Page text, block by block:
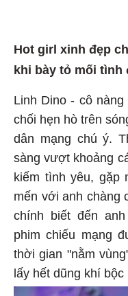
Hot girl xinh đẹp
khi bày tỏ mối
Linh Dino - cô
chối hẹn hò trên
dân mạng chú ý.
sàng vượt khoảng
kiếm tình yêu, gặp
mến với anh chàng
chính biết đến
phim chiếu mạng
thời gian "nằm
lấy hết dũng khí